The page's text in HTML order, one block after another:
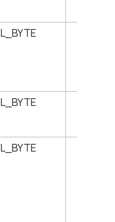
L_BYTE
L_BYTE
L_BYTE